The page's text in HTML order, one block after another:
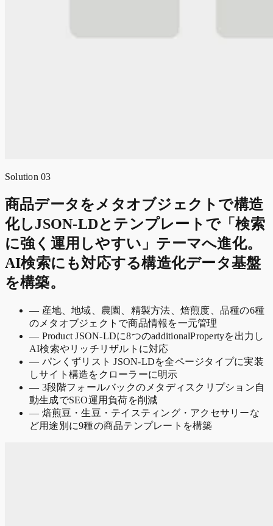
Solution 03
商品データをメタオブジェクトで構造
化しJSON-LDとテンプレートで「検索
に強く運用しやすい」テーマへ進化。
AI検索にも対応する構造化データ基盤
を構築。
— 産地、地域、農園、精製方法、焙煎度、品種の6種
のメタオブジェクトで商品情報を一元管理
— Product JSON-LDに8つのadditionalPropertyを出力し
AI検索やリッチリザルトに対応
— パンくずリスト JSON-LDを全ページタイプに実装
しサイト構造をクローラーに明示
— 3段階フォールバックのメタディスクリプション自
動生成でSEO運用負荷を削減
— 焙煎豆・生豆・テイスティング・アクセサリーな
ど用途別に9種の商品テンプレートを構築